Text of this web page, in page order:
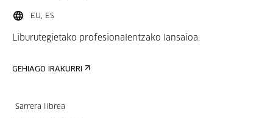
EU, ES
Liburutegietako profesionalentzako lansaioa.
GEHIAGO IRAKURRI
Sarrera librea